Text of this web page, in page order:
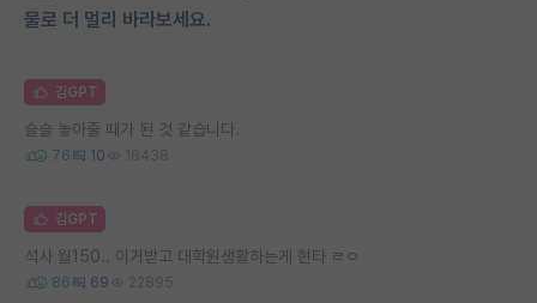
물로 더 멀리 바라보세요.
김GPT
슬슬 놓아줄 때가 된 것 같습니다.
76 10 18438
김GPT
석사 월150.. 이거받고 대학원생활하는게 현타 ㄹㅇ
86 69 22895